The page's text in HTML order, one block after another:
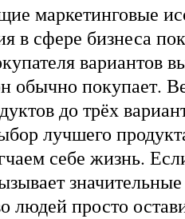
маркетинговые
в сфере бизнеса
вариантов
обычно покупает.
до трёх
лучшего
себе жизнь.
людей просто